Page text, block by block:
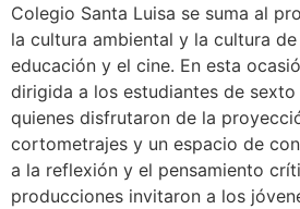
Colegio Santa Luisa se suma al
la cultura ambiental y la cultura
educación y el cine. En esta
dirigida a los estudiantes de
quienes disfrutaron de la
cortometrajes y un espacio de
a la reflexión y el pensamiento
producciones invitaron a los